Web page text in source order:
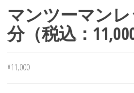
マンツーマンレ
分（税込：
¥11,000